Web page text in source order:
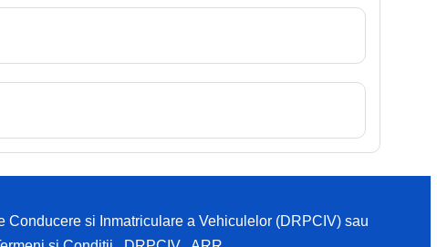
si Inmatriculare a Vehiculelor (DRPCIV) sau